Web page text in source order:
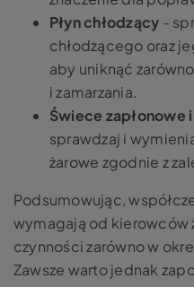
Płyn chłodzący -
chłodzącego oraz
aby uniknąć
i zamarzania.
Świece zapłonowe
sprawdzaj i
żarowe zgodnie z
Podsumowując,
wymagają od kierowców
czynności zarówno w
Zawsze warto jednak